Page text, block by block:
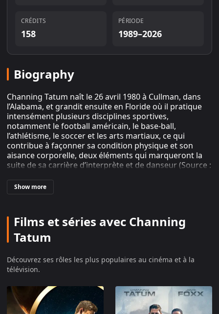
CRÉDITS
158
PÉRIODE
1989–2026
Biography
Channing Tatum naît le 26 avril 1980 à Cullman, dans
l’Alabama, et grandit ensuite en Floride où il pratique
intensément plusieurs disciplines sportives,
notamment le football américain, le base-ball,
l’athlétisme, le soccer et les arts martiaux, ce qui
contribue à façonner sa condition physique et son
aisance corporelle, deux éléments qui marqueront la
suite de sa carrière d’interprète et de danseur (Source :
Après le lycée, il obtient une bourse sportive pour la
Glenville State College en Virginie-Occidentale, mais
divers emplois, dont des prestations de danseur dans
des clubs en Floride, expérience qui nourrira plus tard
la conception des films « Magic Mike » (Source :
Encyclopedia Britannica, 2025 ; WatchMojo, 2015). Il
mannequin, posant pour des campagnes de marques
et apparaissant dans des clips musicaux, ce qui lui offre
divertissement (Source : IMDb Biography, 2009 ;
Encyclopedia Britannica, 2025). Cette visibilité l’amène
progressivement vers le casting pour des productions
Show more
Films et séries avec Channing
Tatum
Découvrez ses rôles les plus populaires au cinéma et à la
télévision.